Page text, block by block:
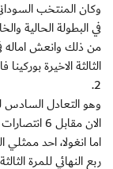
وكان المنتخب
من ذلك وانعش اماله
2.
الان مقابل 6 انتصارات و10 هزائم.